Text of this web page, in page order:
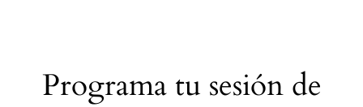
Programa tu sesión de